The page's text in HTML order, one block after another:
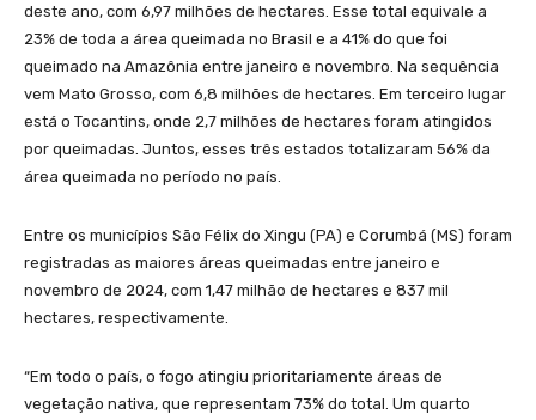
deste ano, com 6,97 milhões de hectares. Esse total equivale a
23% de toda a área queimada no Brasil e a 41% do que foi
queimado na Amazônia entre janeiro e novembro. Na sequência
vem Mato Grosso, com 6,8 milhões de hectares. Em terceiro lugar
está o Tocantins, onde 2,7 milhões de hectares foram atingidos
por queimadas. Juntos, esses três estados totalizaram 56% da
área queimada no período no país.
Entre os municípios São Félix do Xingu (PA) e Corumbá (MS) foram
registradas as maiores áreas queimadas entre janeiro e
novembro de 2024, com 1,47 milhão de hectares e 837 mil
hectares, respectivamente.
“Em todo o país, o fogo atingiu prioritariamente áreas de
vegetação nativa, que representam 73% do total. Um quarto